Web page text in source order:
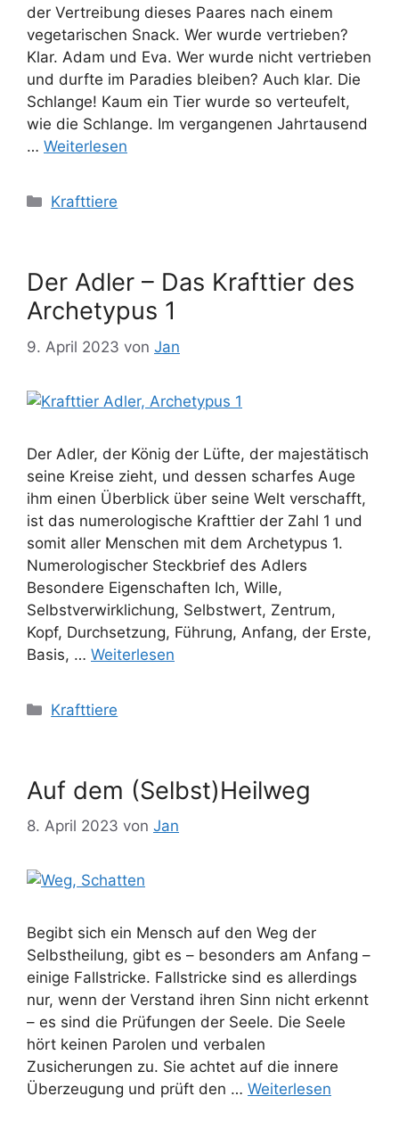
der Vertreibung dieses Paares nach einem
vegetarischen Snack. Wer wurde vertrieben?
Klar. Adam und Eva. Wer wurde nicht vertrieben
und durfte im Paradies bleiben? Auch klar. Die
Schlange! Kaum ein Tier wurde so verteufelt,
wie die Schlange. Im vergangenen Jahrtausend
… Weiterlesen
Kategorien
Krafttiere
Der Adler – Das Krafttier des
Archetypus 1
9. April 2023 von Jan
Der Adler, der König der Lüfte, der majestätisch
seine Kreise zieht, und dessen scharfes Auge
ihm einen Überblick über seine Welt verschafft,
ist das numerologische Krafttier der Zahl 1 und
somit aller Menschen mit dem Archetypus 1.
Numerologischer Steckbrief des Adlers
Besondere Eigenschaften Ich, Wille,
Selbstverwirklichung, Selbstwert, Zentrum,
Kopf, Durchsetzung, Führung, Anfang, der Erste,
Basis, … Weiterlesen
Kategorien
Krafttiere
Auf dem (Selbst)Heilweg
8. April 2023 von Jan
Begibt sich ein Mensch auf den Weg der
Selbstheilung, gibt es – besonders am Anfang –
einige Fallstricke. Fallstricke sind es allerdings
nur, wenn der Verstand ihren Sinn nicht erkennt
– es sind die Prüfungen der Seele. Die Seele
hört keinen Parolen und verbalen
Zusicherungen zu. Sie achtet auf die innere
Überzeugung und prüft den … Weiterlesen